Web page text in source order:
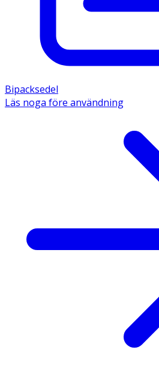
Bipacksedel
Läs noga före användning